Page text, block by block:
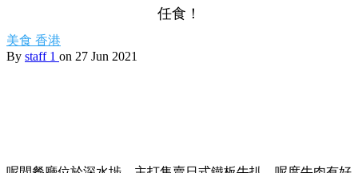
任食！
美食 香港
By staff 1 on 27 Jun 2021